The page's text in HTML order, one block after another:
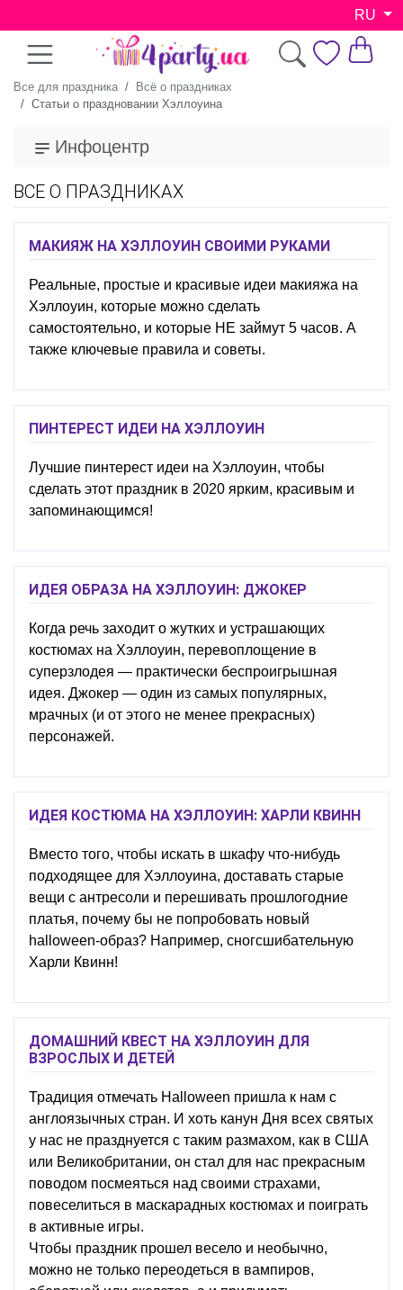
RU
Все для праздника
Всё о праздниках
Статьи о праздновании Хэллоуина
Инфоцентр
ВСЕ О ПРАЗДНИКАХ
МАКИЯЖ НА ХЭЛЛОУИН СВОИМИ РУКАМИ
Реальные, простые и красивые идеи макияжа на
Хэллоуин, которые можно сделать
самостоятельно, и которые НЕ займут 5 часов. А
также ключевые правила и советы.
ПИНТЕРЕСТ ИДЕИ НА ХЭЛЛОУИН
Лучшие пинтерест идеи на Хэллоуин, чтобы
сделать этот праздник в 2020 ярким, красивым и
запоминающимся!
ИДЕЯ ОБРАЗА НА ХЭЛЛОУИН: ДЖОКЕР
Когда речь заходит о жутких и устрашающих
костюмах на Хэллоуин, перевоплощение в
суперзлодея — практически беспроигрышная
идея. Джокер — один из самых популярных,
мрачных (и от этого не менее прекрасных)
персонажей.
ИДЕЯ КОСТЮМА НА ХЭЛЛОУИН: ХАРЛИ КВИНН
Вместо того, чтобы искать в шкафу что-нибудь
подходящее для Хэллоуина, доставать старые
вещи с антресоли и перешивать прошлогодние
платья, почему бы не попробовать новый
halloween-образ? Например, сногсшибательную
Харли Квинн!
ДОМАШНИЙ КВЕСТ НА ХЭЛЛОУИН ДЛЯ
ВЗРОСЛЫХ И ДЕТЕЙ
Традиция отмечать Halloween пришла к нам с
англоязычных стран. И хоть канун Дня всех святых
у нас не празднуется с таким размахом, как в США
или Великобритании, он стал для нас прекрасным
поводом посмеяться над своими страхами,
повеселиться в маскарадных костюмах и поиграть
в активные игры.
Чтобы праздник прошел весело и необычно,
можно не только переодеться в вампиров,